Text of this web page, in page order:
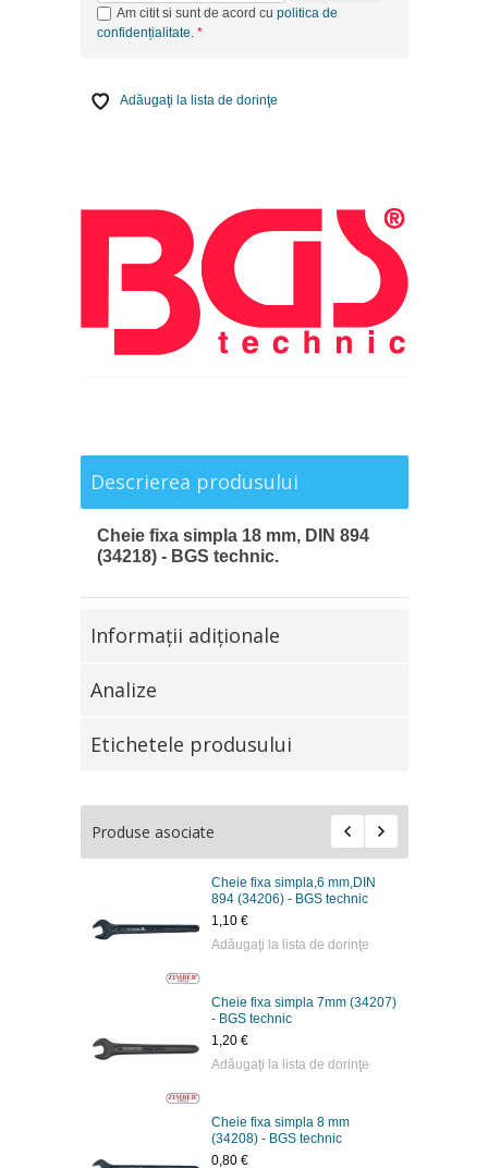
Am citit si sunt de acord cu politica de
confidențialitate
Adăugaţi la lista de dorinţe
Descrierea produsului
Cheie fixa simpla 18 mm, DIN 894
(34218) - BGS technic.
Informaţii adiţionale
Analize
Etichetele produsului
Produse asociate
Cheie fixa simpla,6 mm,DIN
894 (34206) - BGS technic
1,10 €
Adăugaţi la lista de dorinţe
Cheie fixa simpla 7mm (34207)
- BGS technic
1,20 €
Adăugaţi la lista de dorinţe
Cheie fixa simpla 8 mm
(34208) - BGS technic
0,80 €